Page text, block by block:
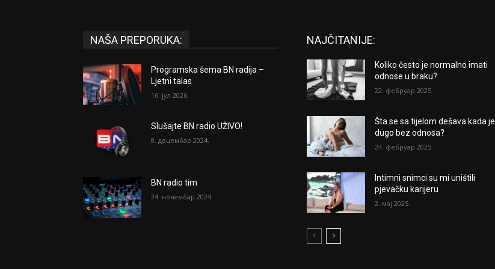
NAŠA PREPORUKA:
Programska šema BN radija –
Ljetni talas
16. јул 2026.
Slušajte BN radio UŽIVO!
8. децембар 2024.
BN radio tim
24. новембар 2024.
NAJČITANIJE:
Koliko često je normalno imati
odnose u braku?
22. фебруар 2025.
Šta se sa tijelom dešava kada je
dugo bez odnosa?
24. фебруар 2025.
Intimni snimci su mi uništili
pjevačku karijeru
2. мај 2025.